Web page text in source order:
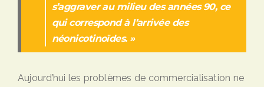
s’aggraver au milieu des années 90, ce
qui correspond à l’arrivée des
néonicotinoïdes. »
Aujourd’hui les problèmes de commercialisation ne